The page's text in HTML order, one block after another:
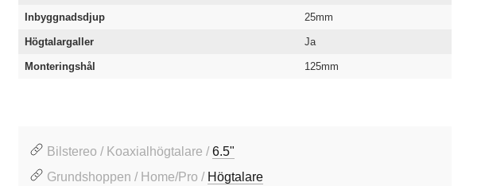
Inbyggnadsdjup 25mm
Högtalargaller Ja
Monteringshål 125mm
Bilstereo / Koaxialhögtalare /6.5"
Grundshoppen / Home/Pro / Högtalare